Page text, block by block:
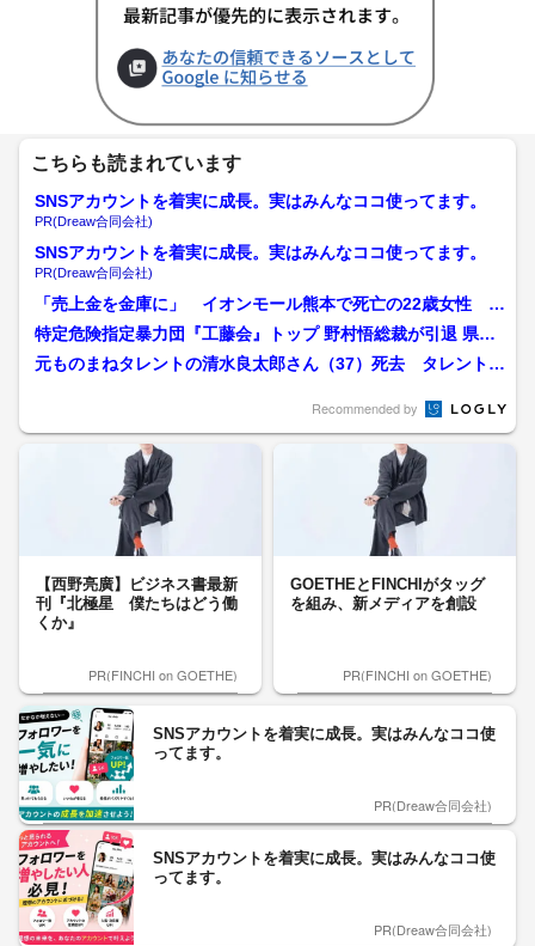
こちらも読まれています
SNSアカウントを着実に成長。実はみんなココ使ってます。
PR(Dreaw合同会社)
SNSアカウントを着実に成長。実はみんなココ使ってます。
PR(Dreaw合同会社)
「売上金を金庫に」 イオンモール熊本で死亡の22歳女性 勤
務店運営会社の指示受け...
特定危険指定暴力団『工藤会』トップ 野村悟総裁が引退 県公
安委員会が公示 工藤会...
元ものまねタレントの清水良太郎さん（37）死去 タレント・
Recommended by
【西野亮廣】ビジネス書最新
刊『北極星 僕たちはどう働
くか』
PR(FINCHI on GOETHE)
GOETHEとFINCHIがタッグ
を組み、新メディアを創設
PR(FINCHI on GOETHE)
SNSアカウントを着実に成長。実はみんなココ使
ってます。
PR(Dreaw合同会社)
SNSアカウントを着実に成長。実はみんなココ使
ってます。
PR(Dreaw合同会社)